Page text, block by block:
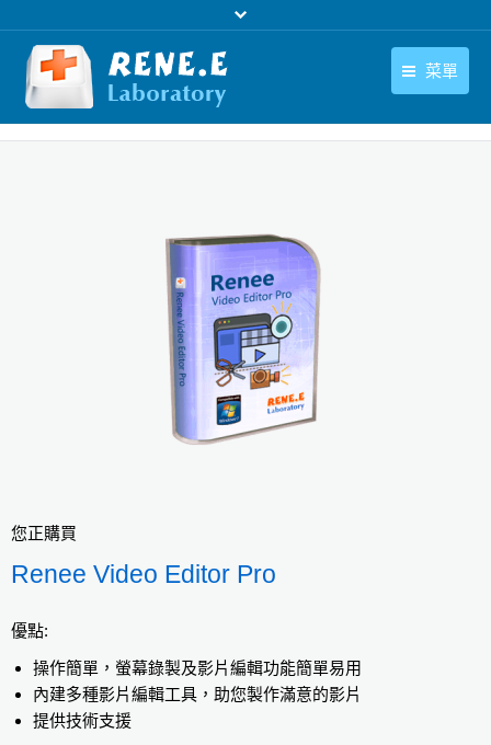
菜單
產品
購買
聯絡我們
支援中心
關於我們
繁體中文
您正購買
Renee Video Editor Pro
優點:
操作簡單，螢幕錄製及影片編輯功能簡單易用
內建多種影片編輯工具，助您製作滿意的影片
提供技術支援